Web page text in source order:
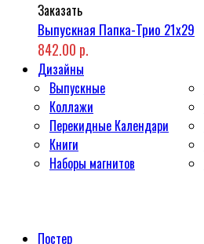
Заказать
Выпускная Папка-Трио 21x29
842.00 р.
Дизайны
Выпускные
Коллажи
Перекидные Календари
Книги
Наборы магнитов
Постер